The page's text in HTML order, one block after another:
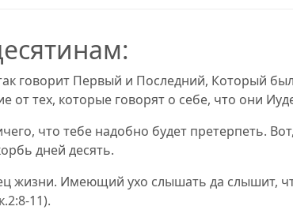
:
говорит Первый и Последний, Который
от тех, которые говорят о себе, что они
что тебе надобно будет претерпеть.
дней десять.
жизни. Имеющий ухо слышать да слышит,
8-11).